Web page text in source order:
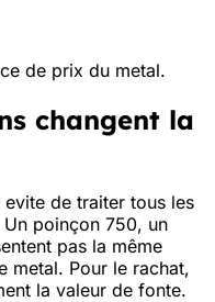
de prix du metal.
changent la
evite de traiter tous les
poinçon 750, un
pas la même
metal. Pour le rachat,
la valeur de fonte.